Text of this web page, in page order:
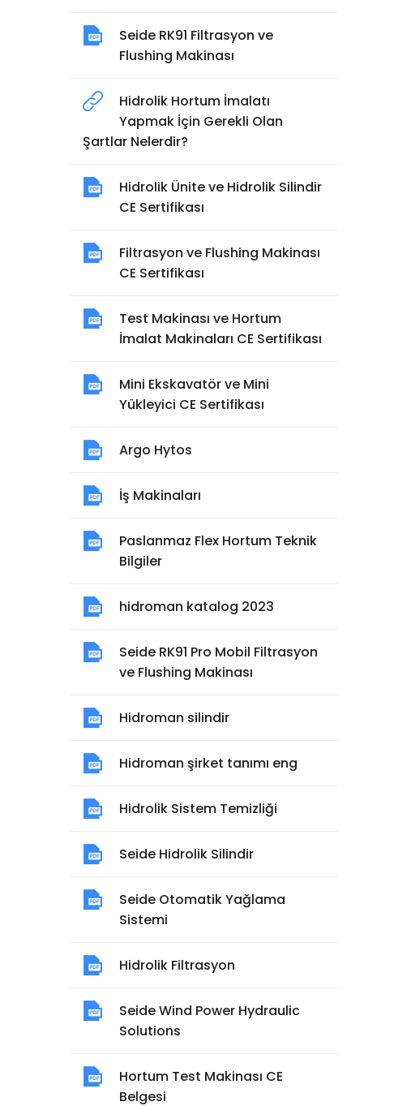
Seide RK91 Filtrasyon ve
Flushing Makinası
Hidrolik Hortum İmalatı
Yapmak İçin Gerekli Olan
Şartlar Nelerdir?
Hidrolik Ünite ve Hidrolik Silindir
CE Sertifikası
Filtrasyon ve Flushing Makinası
CE Sertifikası
Test Makinası ve Hortum
İmalat Makinaları CE Sertifikası
Mini Ekskavatör ve Mini
Yükleyici CE Sertifikası
Argo Hytos
İş Makinaları
Paslanmaz Flex Hortum Teknik
Bilgiler
hidroman katalog 2023
Seide RK91 Pro Mobil Filtrasyon
ve Flushing Makinası
Hidroman silindir
Hidroman şirket tanımı eng
Hidrolik Sistem Temizliği
Seide Hidrolik Silindir
Seide Otomatik Yağlama
Sistemi
Hidrolik Filtrasyon
Seide Wind Power Hydraulic
Solutions
Hortum Test Makinası CE
Belgesi